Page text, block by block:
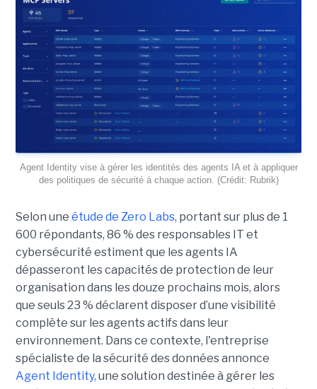
Agent Identity vise à gérer les identités des agents IA et à appliquer
des politiques de sécurité à chaque action. (Crédit: Rubrik)
Selon une étude de Zero Labs, portant sur plus de 1
600 répondants, 86 % des responsables IT et
cybersécurité estiment que les agents IA
dépasseront les capacités de protection de leur
organisation dans les douze prochains mois, alors
que seuls 23 % déclarent disposer d’une visibilité
complète sur les agents actifs dans leur
environnement. Dans ce contexte, l'entreprise
spécialiste de la sécurité des données annonce
Agent Identity, une solution destinée à gérer les